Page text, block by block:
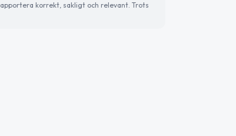
korrekt, sakligt och relevant. Trots